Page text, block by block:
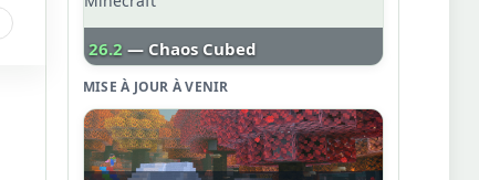
26.2 — Chaos Cubed
MISE À JOUR À VENIR